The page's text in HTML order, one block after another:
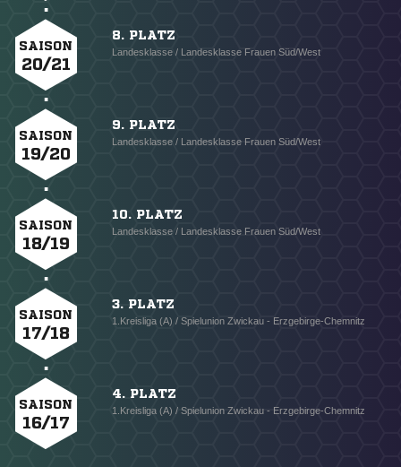
SAISON
20/21
8. PLATZ
Landesklasse / Landesklasse Frauen Süd/West
SAISON
19/20
9. PLATZ
Landesklasse / Landesklasse Frauen Süd/West
SAISON
18/19
10. PLATZ
Landesklasse / Landesklasse Frauen Süd/West
SAISON
17/18
3. PLATZ
1.Kreisliga (A) / Spielunion Zwickau - Erzgebirge-Chemnitz
SAISON
16/17
4. PLATZ
1.Kreisliga (A) / Spielunion Zwickau - Erzgebirge-Chemnitz